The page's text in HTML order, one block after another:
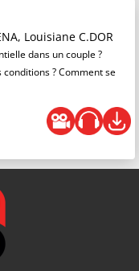
Louisiane C.DOR
dans un couple ?
? Comment se